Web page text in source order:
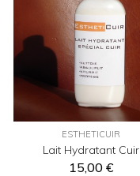
ESTHETICUIR
Lait Hydratant Cuir
15,00 €